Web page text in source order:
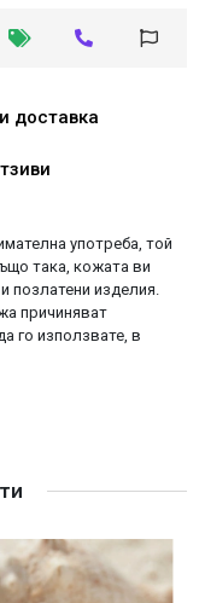
доставка
употреба, той
така, кожата ви
позлатени изделия.
причиняват
го използвате, в